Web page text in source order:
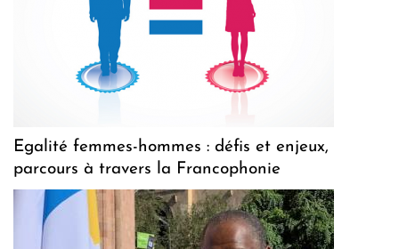
Egalité femmes-hommes : défis et enjeux,
parcours à travers la Francophonie